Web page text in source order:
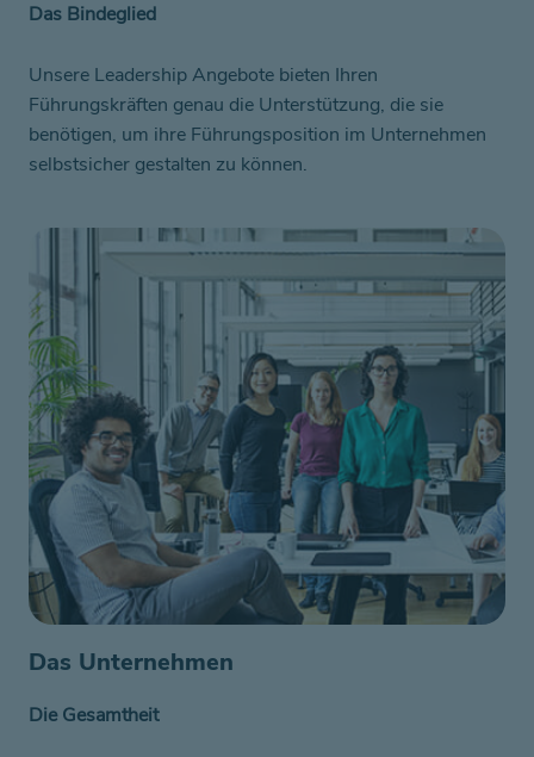
Das Bindeglied
Unsere Leadership Angebote bieten Ihren
Führungskräften genau die Unterstützung, die sie
benötigen, um ihre Führungsposition im Unternehmen
selbstsicher gestalten zu können.
Das Unternehmen
Die Gesamtheit